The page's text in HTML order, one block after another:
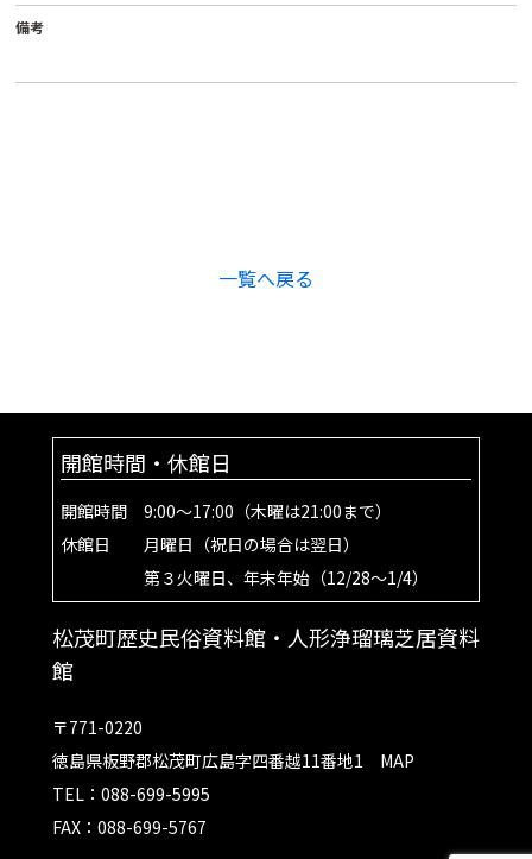
備考
一覧へ戻る
開館時間・休館日
開館時間 9:00～17:00（木曜は21:00まで）
休館日 月曜日（祝日の場合は翌日）
第３火曜日、年末年始（12/28～1/4）
松茂町歴史民俗資料館・人形浄瑠璃芝居資料
館
〒771-0220
徳島県板野郡松茂町広島字四番越11番地1 MAP
TEL：088-699-5995
FAX：088-699-5767